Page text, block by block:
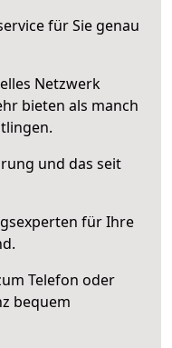
für Sie genau
Netzwerk
bieten als manch
und das seit
für Ihre
Telefon oder
bequem